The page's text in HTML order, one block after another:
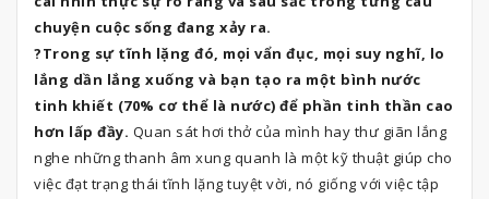
chuyện cuộc sống đang xảy ra.
?Trong sự tĩnh lặng đó, mọi vẩn đục, mọi suy nghĩ, lo
lắng dần lắng xuống và bạn tạo ra một bình nước
tinh khiết (70% cơ thể là nước) để phần tinh thần cao
hơn lấp đầy. Quan sát hơi thở của mình hay thư giãn lắng
nghe những thanh âm xung quanh là một kỹ thuật giúp cho
việc đạt trạng thái tĩnh lặng tuyệt vời, nó giống với việc tập